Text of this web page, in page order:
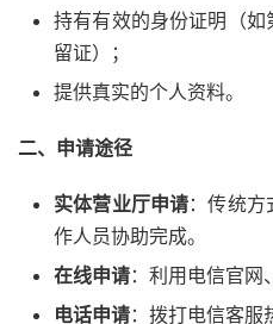
持有有效的身份证明（
留证）；
提供真实的个人资料。
二、申请途径
实体营业厅申请：传统
作人员协助完成。
在线申请：利用电信官网
电话申请：拨打电信客服